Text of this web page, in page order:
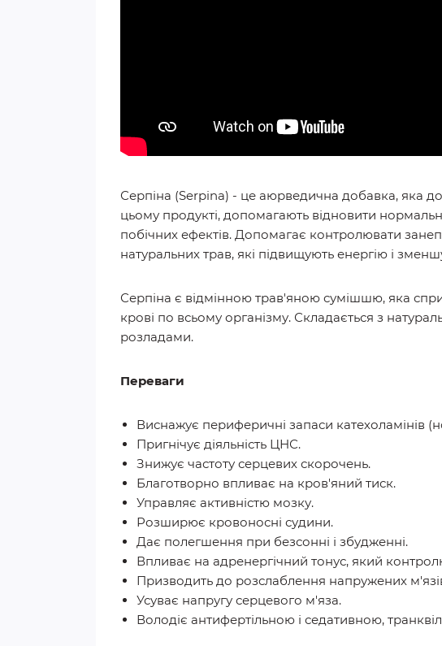
Серпіна (Serpina) - це аюрведична добавка, яка
цьому продукті, допомагають відновити
побічних ефектів. Допомагає контролювати
натуральних трав, які підвищують енергію і
Серпіна є відмінною трав'яною сумішшю, яка
крові по всьому організму. Складається з
розладами.
Переваги
Виснажує периферичні запаси катехоламінів
Пригнічує діяльність ЦНС.
Знижує частоту серцевих скорочень.
Благотворно впливає на кров'яний тиск.
Управляє активністю мозку.
Розширює кровоносні судини.
Дає полегшення при безсонні і збудженні.
Впливає на адренергічний тонус, який
Призводить до розслаблення напружених
Усуває напругу серцевого м'яза.
Володіє антифертільною і седативною,